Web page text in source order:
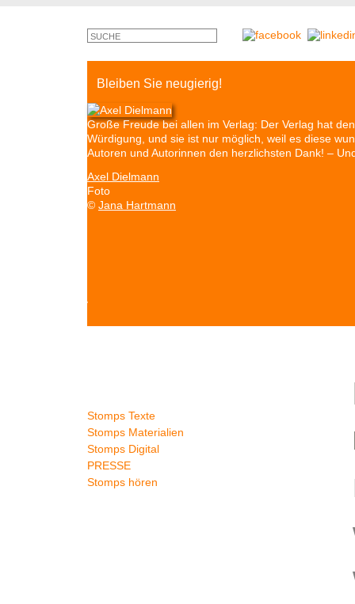
Bleiben Sie neugierig!
Große Freude bei allen im Verlag: Der Verlag hat
Würdigung, und sie ist nur möglich, weil es diese
Autoren und Autorinnen den herzlichsten Dank! –
Axel Dielmann
Foto
© Jana Hartmann
Monty
Stomps Texte
Stomps Materialien
Stomps Digital
PRESSE
Stomps hören